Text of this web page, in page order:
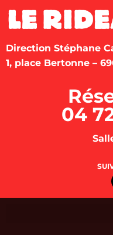
Direction Stéphane
1, place Bertonne –
04